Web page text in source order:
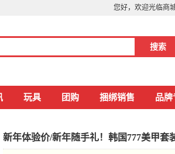
您好，欢迎光临商
玩具 团购 捆绑销售 品牌
新年体验价/新年随手礼！韩国777美甲套